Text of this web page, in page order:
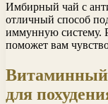
Имбирный чай с
отличный способ
иммунную систему.
поможет вам
Витаминный
для